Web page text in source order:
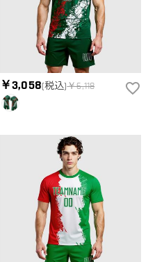
￥3,058(税込)￥6,118